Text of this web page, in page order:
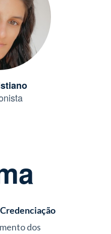
Credenciação
dos